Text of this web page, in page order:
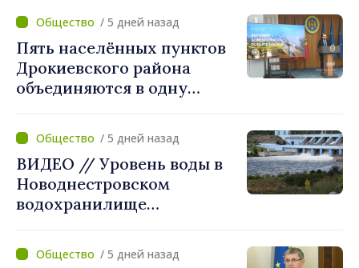
противодействия
дезинформации: «Мы
станем ориентиром для
построения более
сильного и устойчивого
/ 5 дней назад
Пять населённых пунктов
Дрокиевского района
объединяются в одну
укрупнение при поддержке
стимулирующих выплат
свыше 28 миллионов леев
от правительства
/ 5 дней назад
ВИДЕО // Уровень воды в
Новоднестровском
водохранилище
/ 5 дней назад